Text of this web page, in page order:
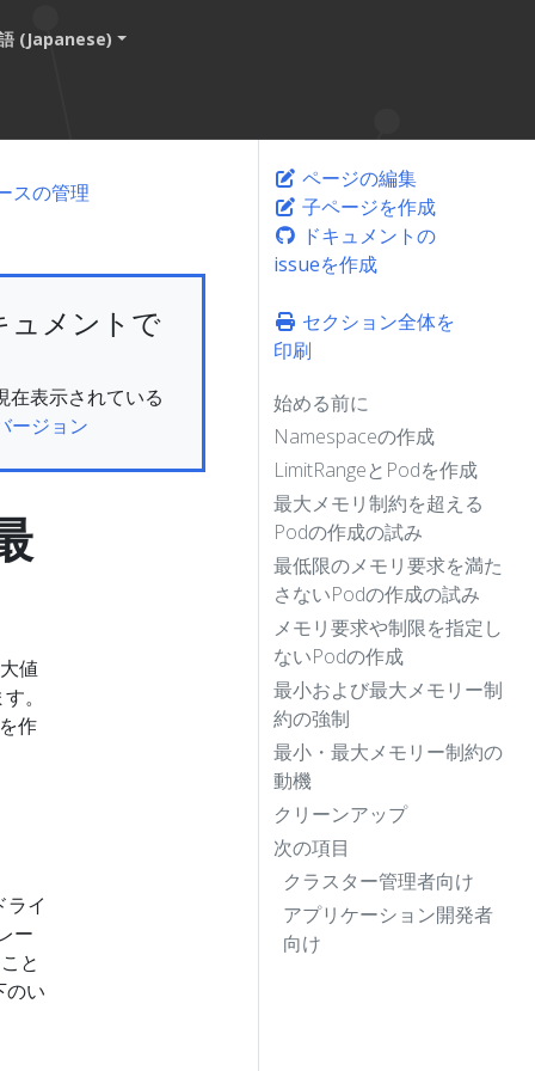
(Japanese)
スの管理
ュメントで
表示されている
ージョン
値
。
作
イ
ー
と
のい
ページの編集
子ページを作成
ドキュメントの
issueを作成
セクション全体を
印刷
始める前に
Namespaceの作成
LimitRangeとPodを作成
最大メモリ制約を超える
Podの作成の試み
最低限のメモリ要求を満た
さないPodの作成の試み
メモリ要求や制限を指定し
ないPodの作成
最小および最大メモリー制
約の強制
最小・最大メモリー制約の
動機
クリーンアップ
次の項目
クラスター管理者向け
アプリケーション開発者
向け